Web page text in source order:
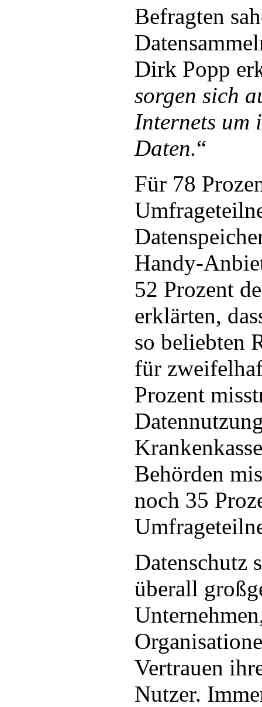
Befragten
Dirk Popp
sorgen sich
Internets um
Daten.“
Für 78
Handy-
52 Prozent
erklärten,
so beliebten
für
Prozent
Behörden
noch 35
Datenschutz
überall
Vertrauen
Nutzer.